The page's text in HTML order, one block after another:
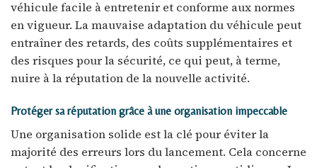
véhicule facile à entretenir et conforme aux normes
en vigueur. La mauvaise adaptation du véhicule peut
entraîner des retards, des coûts supplémentaires et
des risques pour la sécurité, ce qui peut, à terme,
nuire à la réputation de la nouvelle activité.
Protéger sa réputation grâce à une organisation impeccable
Une organisation solide est la clé pour éviter la
majorité des erreurs lors du lancement. Cela concerne